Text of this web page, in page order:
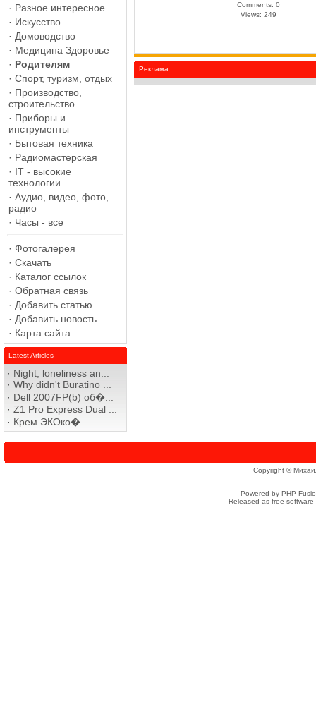
· Разное интересное
· Искусство
· Домоводство
· Медицина Здоровье
· Родителям
· Спорт, туризм, отдых
· Производство,
строительство
· Приборы и
инструменты
· Бытовая техника
· Радиомастерская
· IT - высокие
технологии
· Аудио, видео, фото,
радио
· Часы - все
· Фотогалерея
· Скачать
· Каталог ссылок
· Обратная связь
· Добавить статью
· Добавить новость
· Карта сайта
Latest Articles
· Night, loneliness an...
· Why didn't Buratino ...
· Dell 2007FP(b) об�...
· Z1 Pro Express Dual ...
· Крем ЭКОко�...
Comments: 0
Views: 249
Реклама
Copyright ©
Powered by PHP-
Released as free